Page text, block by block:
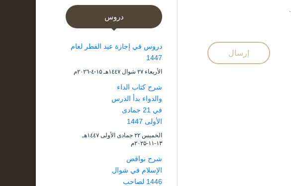
دروس
دروس في إجازة عيد الفطر لعام
1447
الأربعاء ۲۷ شوال ۱٤٤۷هـ ۱۵-٤-۲۰۲٦م
شرح كتاب الداء
والدواء بدأ الدرس
في 21 جمادى
الأولى 1447
الخميس ۲۲ جمادى الأولى ۱٤٤۷هـ
۱۳-۱۱-۲۰۲۵م
شرح نواقض
الإسلام في شوال
1446 لصاحب